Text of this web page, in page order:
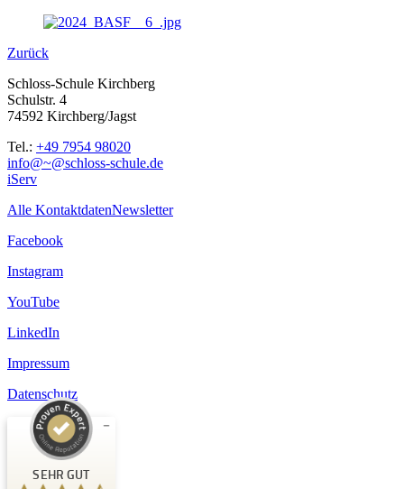
Zurück
Schloss-Schule Kirchberg
Schulstr. 4
74592 Kirchberg/Jagst
Tel.: +49 7954 98020
info@~@schloss-schule.de
iServ
Alle KontaktdatenNewsletter
Facebook
Instagram
YouTube
LinkedIn
Impressum
Datenschutz
SEHR GUT
Kundenbewertungen und Erfahrungen zu
Schloss-Schule Kirchberg